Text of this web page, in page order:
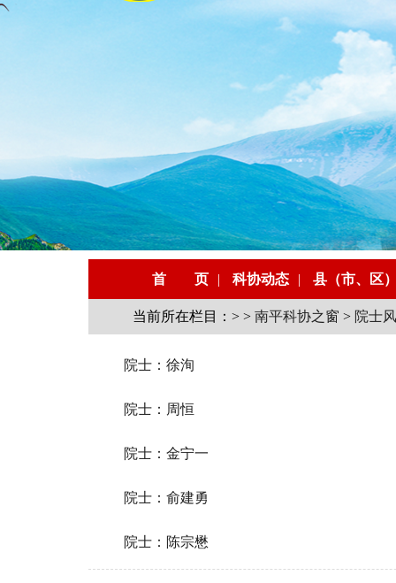
首 页 | 科协动态 | 县（市、区
当前所在栏目：> > 南平科协之窗 > 院士
院士：徐洵
院士：周恒
院士：金宁一
院士：​俞建勇
院士：陈宗懋